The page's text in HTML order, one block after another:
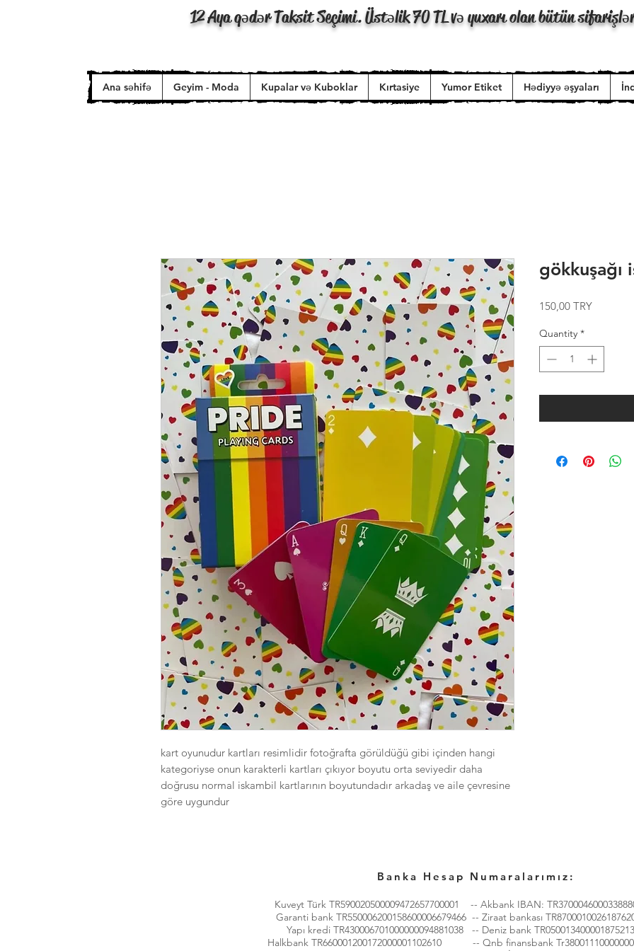
12 Aya qədər Taksit Seçimi. Üstəlik 70 TL və yuxarı olan bütün
Ana səhifə Geyim - Moda Kupalar və Kuboklar Kırtasiye Yumor Etiket Hədiyyə əşyaları
kart oyunudur kartları resimlidir fotoğrafta görüldüğü gibi içinden hangi
kategoriyse onun karakterli kartları çıkıyor boyutu orta seviyedir daha
doğrusu normal iskambil kartlarının boyutundadır arkadaş ve aile çevresine
göre uygundur
gökkuşağı
150,00 TRYPrice
Quantity *
Banka Hesap Numaralarımız:
Kuveyt Türk TR590020500009472657700001 -- Akbank IBAN:
Garanti bank TR550006200158600006679466 -- Ziraat bankası
Yapı kredi TR430006701000000094881038 -- Deniz bank
Halkbank TR660001200172000001102610 -- Qnb finansbank